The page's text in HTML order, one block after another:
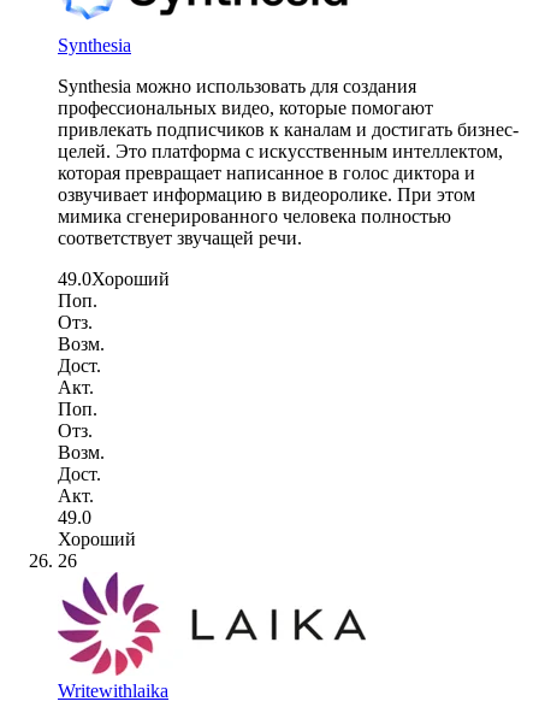
Synthesia
Synthesia можно использовать для создания
профессиональных видео, которые помогают
привлекать подписчиков к каналам и достигать бизнес-
целей. Это платформа с искусственным интеллектом,
которая превращает написанное в голос диктора и
озвучивает информацию в видеоролике. При этом
мимика сгенерированного человека полностью
соответствует звучащей речи.
49.0Хороший
Поп.
Отз.
Возм.
Дост.
Акт.
Поп.
Отз.
Возм.
Дост.
Акт.
49.0
Хороший
26
Writewithlaika